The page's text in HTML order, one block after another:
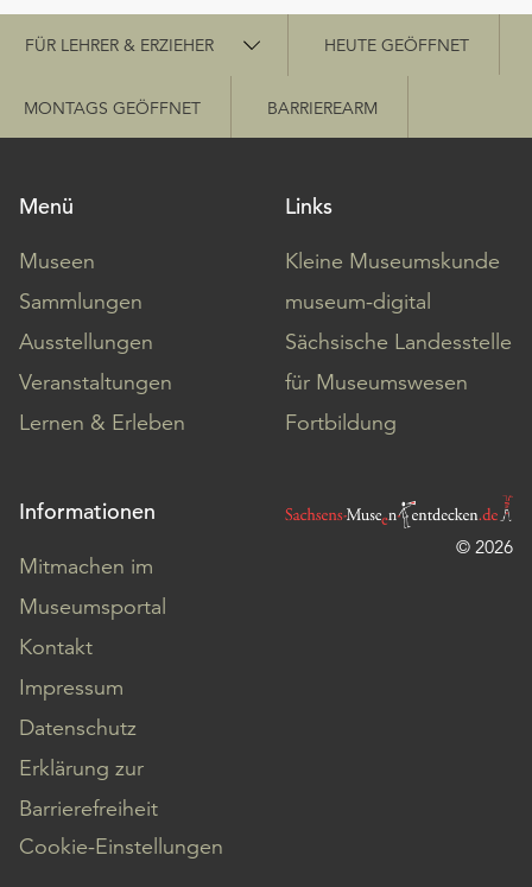
Schnellzugriff
FÜR LEHRER & ERZIEHER HEUTE GEÖFFNET
MONTAGS GEÖFFNET BARRIEREARM
Menü
Museen
Sammlungen
Ausstellungen
Veranstaltungen
Lernen & Erleben
Links
Kleine Museumskunde
museum-digital
Sächsische Landesstelle
für Museumswesen
Fortbildung
Informationen
Mitmachen im
Museumsportal
Kontakt
Impressum
Datenschutz
Erklärung zur
Barrierefreiheit
Cookie-Einstellungen
© 2026